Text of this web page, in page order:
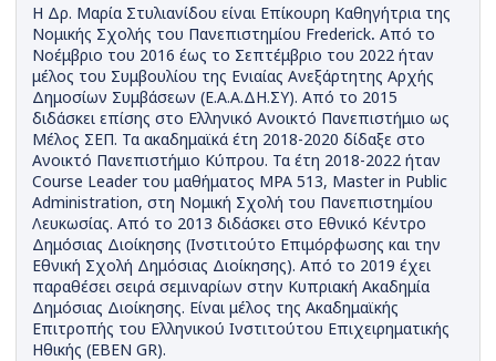
Η Δρ. Μαρία Στυλιανίδου είναι Επίκουρη Καθηγήτρια της
Νομικής Σχολής του Πανεπιστημίου Frederick. Από το
Νοέμβριο του 2016 έως το Σεπτέμβριο του 2022 ήταν
μέλος του Συμβουλίου της Ενιαίας Ανεξάρτητης Αρχής
Δημοσίων Συμβάσεων (Ε.Α.Α.ΔΗ.ΣΥ). Από το 2015
διδάσκει επίσης στο Ελληνικό Ανοικτό Πανεπιστήμιο ως
Μέλος ΣΕΠ. Τα ακαδημαϊκά έτη 2018-2020 δίδαξε στο
Ανοικτό Πανεπιστήμιο Κύπρου. Τα έτη 2018-2022 ήταν
Course Leader του μαθήματος MPA 513, Master in Public
Administration, στη Νομική Σχολή του Πανεπιστημίου
Λευκωσίας. Από το 2013 διδάσκει στο Εθνικό Κέντρο
Δημόσιας Διοίκησης (Ινστιτούτο Επιμόρφωσης και την
Εθνική Σχολή Δημόσιας Διοίκησης). Από το 2019 έχει
παραθέσει σειρά σεμιναρίων στην Κυπριακή Ακαδημία
Δημόσιας Διοίκησης. Είναι μέλος της Ακαδημαϊκής
Επιτροπής του Ελληνικού Ινστιτούτου Επιχειρηματικής
Ηθικής (EBEN GR).